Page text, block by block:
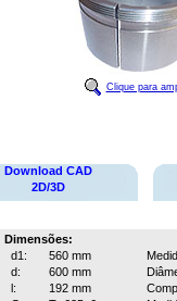
Clique para
Download CAD
2D/3D
Dimensões:
d1:
560 mm
d:
600 mm
l:
192 mm